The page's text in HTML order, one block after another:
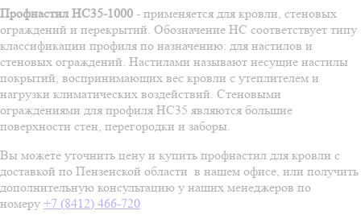
Профнастил НС35-1000 - применяется для кровли, стеновых
ограждений и перекрытий. Обозначение НС соответствует типу
классификации профиля по назначению: для настилов и
стеновых ограждений. Настилами называют несущие настилы
покрытий, воспринимающих вес кровли с утеплителем и
нагрузки климатических воздействий. Стеновыми
ограждениями для профиля НС35 являются большие
поверхности стен, перегородки и заборы.
Вы можете уточнить цену и купить профнастил для кровли с
доставкой по Пензенской области в нашем офисе, или получить
дополнительную консультацию у наших менеджеров по
номеру +7 (8412) 466-720